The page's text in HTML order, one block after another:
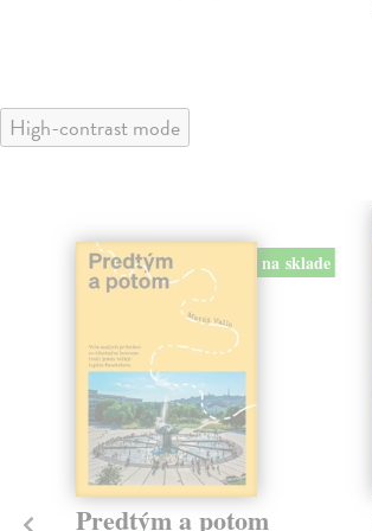
High-contrast mode
na sklade
Predtým a potom